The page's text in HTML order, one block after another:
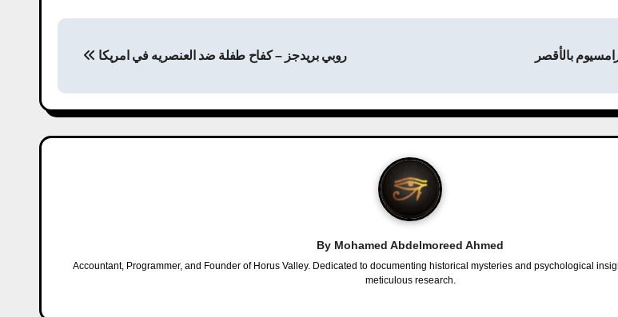
s
t
روبي بريدجز – كفاح طفلة ضد العنصريه في امريكا بالأقصر
By Mohamed Abdelmoreed Ahmed
Accountant, Programmer, and Founder of Horus Valley. Dedicated to documenting historical mysteries and psychological
meticulous research.